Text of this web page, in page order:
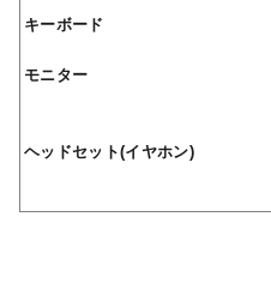
キーボード
モニター
ヘッドセット(イヤホン)